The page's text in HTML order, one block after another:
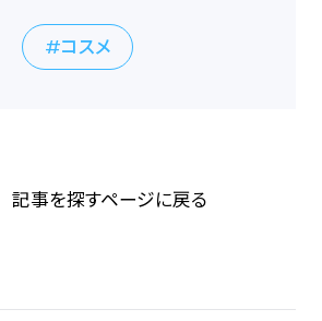
コスメ
記事を探すページに戻る